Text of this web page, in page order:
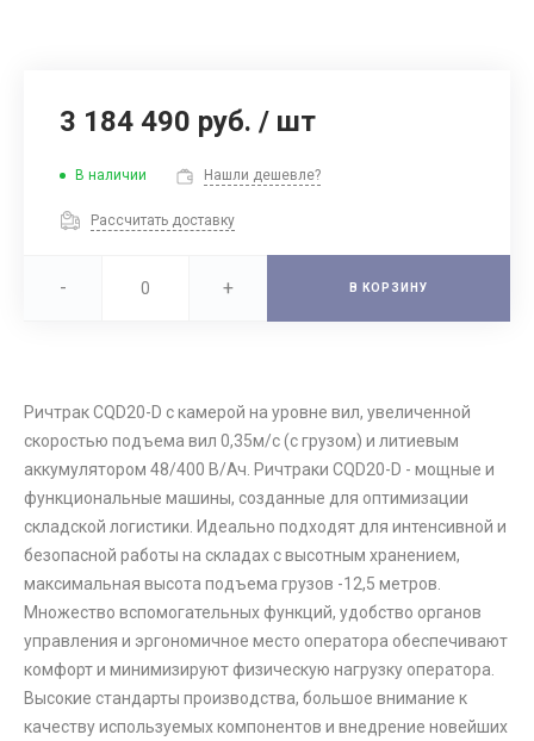
3 184 490 руб. / шт
В наличии Нашли дешевле?
Рассчитать доставку
- + В КОРЗИНУ
Ричтрак CQD20-D с камерой на уровне вил, увеличенной
скоростью подъема вил 0,35м/с (с грузом) и литиевым
аккумулятором 48/400 В/Ач. Ричтраки CQD20-D - мощные и
функциональные машины, созданные для оптимизации
складской логистики. Идеально подходят для интенсивной и
безопасной работы на складах с высотным хранением,
максимальная высота подъема грузов -12,5 метров.
Множество вспомогательных функций, удобство органов
управления и эргономичное место оператора обеспечивают
комфорт и минимизируют физическую нагрузку оператора.
Высокие стандарты производства, большое внимание к
качеству используемых компонентов и внедрение новейших